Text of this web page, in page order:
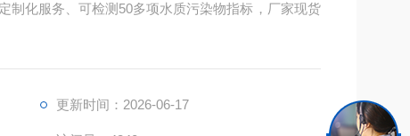
制化服务、可检测50多项水质污染物指标，厂家现货
更新时间：2026-06-17